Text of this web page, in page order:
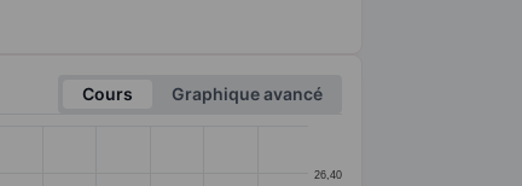
Cours
Graphique avancé
26,40